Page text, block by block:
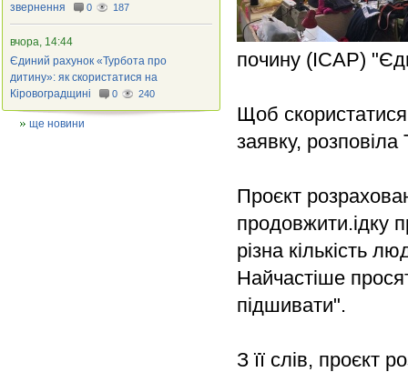
почину (ІСАР)
Щоб
заявку,
Проєкт
продовжити.ідку
різна кількість
Найчастіше
підшивати".
З її слів, проєкт
звернення
0 187
вчора, 14:44
Єдиний рахунок «Турбота про
дитину»: як скористатися на
Кіровоградщині
0 240
ще новини